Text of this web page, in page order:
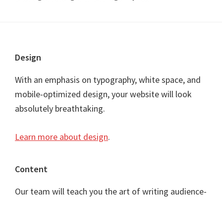
Footer
Design
With an emphasis on typography, white space, and
mobile-optimized design, your website will look
absolutely breathtaking.
Learn more about design.
Content
Our team will teach you the art of writing audience-